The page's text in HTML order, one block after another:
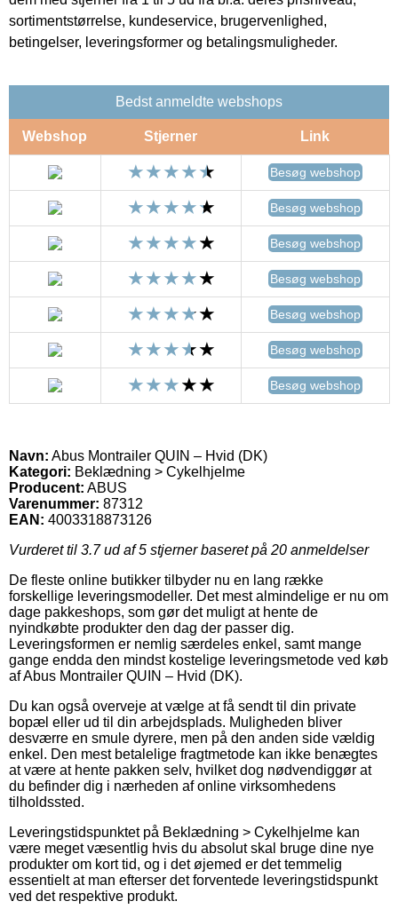
sortimentstørrelse, kundeservice, brugervenlighed,
betingelser, leveringsformer og betalingsmuligheder.
Bedst anmeldte webshops
Webshop Stjerner Link
Besøg webshop
Besøg webshop
Besøg webshop
Besøg webshop
Besøg webshop
Besøg webshop
Besøg webshop
Navn: Abus Montrailer QUIN – Hvid (DK)
Kategori: Beklædning > Cykelhjelme
Producent: ABUS
Varenummer: 87312
EAN: 4003318873126
Vurderet til 3.7ud af 5 stjerner baseret på 20 anmeldelser
De fleste online butikker tilbyder nu en lang række
forskellige leveringsmodeller. Det mest almindelige er nu om
dage pakkeshops, som gør det muligt at hente de
nyindkøbte produkter den dag der passer dig.
Leveringsformen er nemlig særdeles enkel, samt mange
gange endda den mindst kostelige leveringsmetode ved køb
af Abus Montrailer QUIN – Hvid (DK).
Du kan også overveje at vælge at få sendt til din private
bopæl eller ud til din arbejdsplads. Muligheden bliver
desværre en smule dyrere, men på den anden side vældig
enkel. Den mest betalelige fragtmetode kan ikke benægtes
at være at hente pakken selv, hvilket dog nødvendiggør at
du befinder dig i nærheden af online virksomhedens
tilholdssted.
Leveringstidspunktet på Beklædning > Cykelhjelme kan
være meget væsentlig hvis du absolut skal bruge dine nye
produkter om kort tid, og i det øjemed er det temmelig
essentielt at man efterser det forventede leveringstidspunkt
ved det respektive produkt.